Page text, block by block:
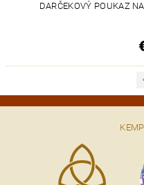
DARČEKOVÝ POUKAZ